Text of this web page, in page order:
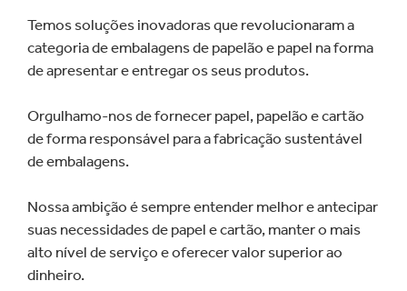
Temos soluções inovadoras que revolucionaram a
categoria de embalagens de papelão e papel na forma
de apresentar e entregar os seus produtos.
Orgulhamo-nos de fornecer papel, papelão e cartão
de forma responsável para a fabricação sustentável
de embalagens.
Nossa ambição é sempre entender melhor e antecipar
suas necessidades de papel e cartão, manter o mais
alto nível de serviço e oferecer valor superior ao
dinheiro.